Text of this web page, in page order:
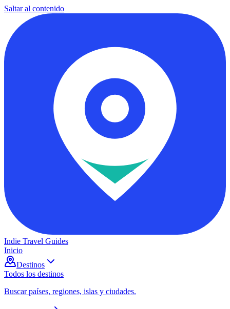
Saltar al contenido
Indie Travel Guides
Inicio
Destinos
Todos los destinos
Buscar países, regiones, islas y ciudades.